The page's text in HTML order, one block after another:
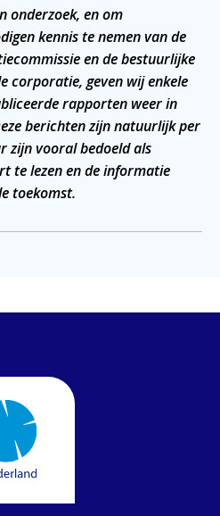
onderzoek, en om
kennis te nemen van de
en de bestuurlijke
corporatie, geven wij enkele
rapporten weer in
berichten zijn natuurlijk per
zijn vooral bedoeld als
te lezen en de informatie
toekomst.